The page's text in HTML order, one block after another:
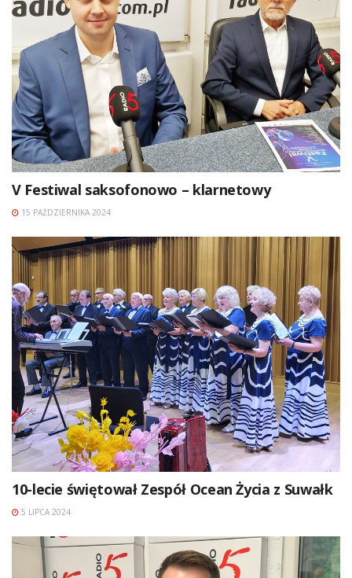
V Festiwal saksofonowo – klarnetowy
15 PAŹDZIERNIKA 2024
10-lecie świętował Zespół Ocean Życia z Suwałk
5 LIPCA 2024